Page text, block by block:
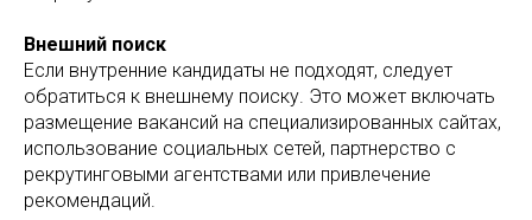
Внешний поиск
Если внутренние кандидаты не подходят, следует
обратиться к внешнему поиску. Это может включать
размещение вакансий на специализированных сайтах,
использование социальных сетей, партнерство с
рекрутинговыми агентствами или привлечение
рекомендаций.